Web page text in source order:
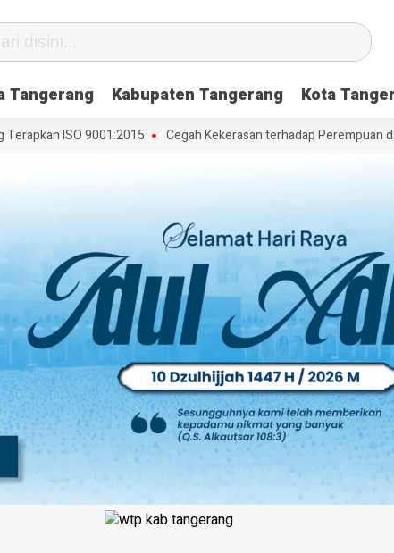
Tangerang Kabupaten Tangerang Kota
ISO 9001:2015 Cegah Kekerasan terhadap Perempuan dan